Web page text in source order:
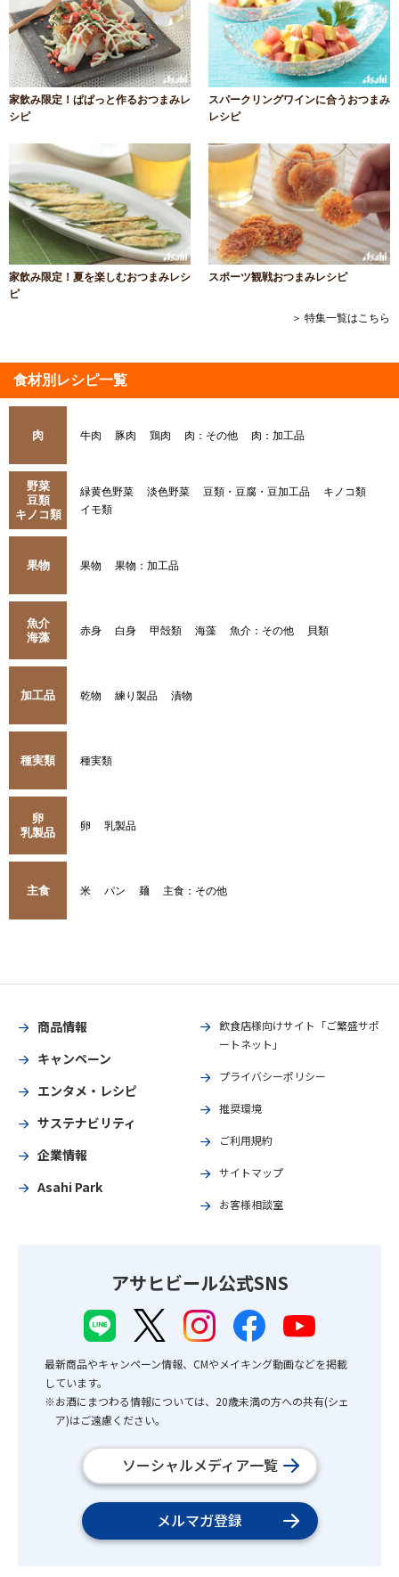
家飲み限定！ぱぱっと作るおつまみレ
シピ
スパークリングワインに合うおつまみ
レシピ
家飲み限定！夏を楽しむおつまみレシ
ピ
スポーツ観戦おつまみレシピ
＞ 特集一覧はこちら
食材別レシピ一覧
肉 牛肉 豚肉 鶏肉 肉：その他 肉：加工品
野菜
豆類
キノコ類
緑黄色野菜 淡色野菜 豆類・豆腐・豆加工品
キノコ類
イモ類
果物 果物 果物：加工品
魚介
海藻
赤身 白身 甲殻類 海藻 魚介：その他 貝類
加工品 乾物 練り製品 漬物
種実類 種実類
卵
乳製品
卵 乳製品
主食 米 パン 麺 主食：その他
商品情報
キャンペーン
エンタメ・レシピ
サステナビリティ
企業情報
Asahi Park
飲食店様向けサイト「ご繁盛サポ
ートネット」
プライバシーポリシー
推奨環境
ご利用規約
サイトマップ
お客様相談室
アサヒビール公式SNS
最新商品やキャンペーン情報、CMやメイキング動画などを掲載
しています。
※お酒にまつわる情報については、20歳未満の方への共有(シェ
ア)はご遠慮ください。
ソーシャルメディア一覧
メルマガ登録